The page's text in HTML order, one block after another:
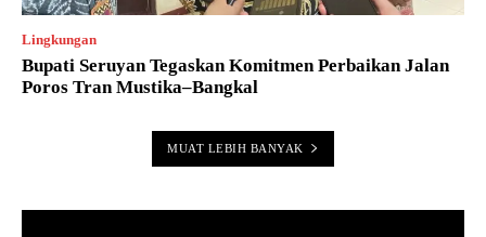
Lingkungan
Bupati Seruyan Tegaskan Komitmen Perbaikan Jalan
Poros Tran Mustika–Bangkal
MUAT LEBIH BANYAK